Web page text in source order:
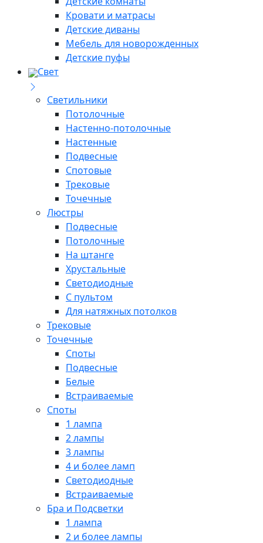
Кровати и матрасы
Детские диваны
Мебель для новорожденных
Детские пуфы
Свет
Светильники
Потолочные
Настенно-потолочные
Настенные
Подвесные
Спотовые
Трековые
Точечные
Люстры
Подвесные
Потолочные
На штанге
Хрустальные
Светодиодные
С пультом
Для натяжных потолков
Трековые
Точечные
Споты
Подвесные
Белые
Встраиваемые
Споты
1 лампа
2 лампы
3 лампы
4 и более ламп
Светодиодные
Встраиваемые
Бра и Подсветки
1 лампа
2 и более лампы